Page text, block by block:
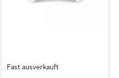
Fast ausverkauft